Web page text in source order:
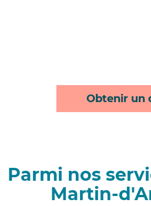
Obtenir un
Parmi nos
Martin-